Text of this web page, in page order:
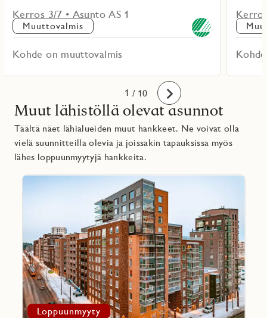
Kerros 3/7 • Asunto AS 1
Muuttovalmis
Kohde on muuttovalmis
1
2
3
4
5
6
7
8
9
10 / 10 Eteenpäin
Muut lähistöllä olevat asunnot
Täältä näet lähialueiden muut hankkeet. Ne voivat olla
vielä suunnitteilla olevia ja joissakin tapauksissa myös
lähes loppuunmyytyjä hankkeita.
Loppuunmyyty
Lue